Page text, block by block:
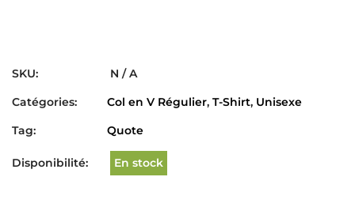
SKU:
N / A
Catégories:
Col en V Régulier, T-Shirt, Unisexe
Tag:
Quote
Disponibilité: En stock